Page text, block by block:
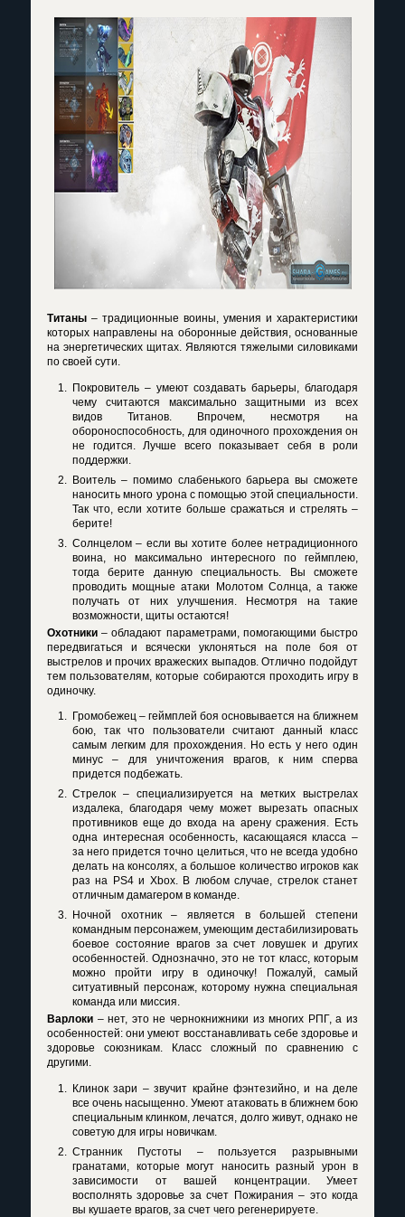
Титаны – традиционные воины, умения и характеристики
которых направлены на оборонные действия, основанные
на энергетических щитах. Являются тяжелыми силовиками
по своей сути.
Покровитель – умеют создавать барьеры, благодаря
чему считаются максимально защитными из всех
видов Титанов. Впрочем, несмотря на
обороноспособность, для одиночного прохождения он
не годится. Лучше всего показывает себя в роли
поддержки.
Воитель – помимо слабенького барьера вы сможете
наносить много урона с помощью этой специальности.
Так что, если хотите больше сражаться и стрелять –
берите!
Солнцелом – если вы хотите более нетрадиционного
воина, но максимально интересного по геймплею,
тогда берите данную специальность. Вы сможете
проводить мощные атаки Молотом Солнца, а также
получать от них улучшения. Несмотря на такие
возможности, щиты остаются!
Охотники – обладают параметрами, помогающими быстро
передвигаться и всячески уклоняться на поле боя от
выстрелов и прочих вражеских выпадов. Отлично подойдут
тем пользователям, которые собираются проходить игру в
одиночку.
Громобежец – геймплей боя основывается на ближнем
бою, так что пользователи считают данный класс
самым легким для прохождения. Но есть у него один
минус – для уничтожения врагов, к ним сперва
придется подбежать.
Стрелок – специализируется на метких выстрелах
издалека, благодаря чему может вырезать опасных
противников еще до входа на арену сражения. Есть
одна интересная особенность, касающаяся класса –
за него придется точно целиться, что не всегда удобно
делать на консолях, а большое количество игроков как
раз на PS4 и Xbox. В любом случае, стрелок станет
отличным дамагером в команде.
Ночной охотник – является в большей степени
командным персонажем, умеющим дестабилизировать
боевое состояние врагов за счет ловушек и других
особенностей. Однозначно, это не тот класс, которым
можно пройти игру в одиночку! Пожалуй, самый
ситуативный персонаж, которому нужна специальная
команда или миссия.
Варлоки – нет, это не чернокнижники из многих РПГ, а из
особенностей: они умеют восстанавливать себе здоровье и
здоровье союзникам. Класс сложный по сравнению с
другими.
Клинок зари – звучит крайне фэнтезийно, и на деле
все очень насыщенно. Умеют атаковать в ближнем бою
специальным клинком, лечатся, долго живут, однако не
советую для игры новичкам.
Странник Пустоты – пользуется разрывными
гранатами, которые могут наносить разный урон в
зависимости от вашей концентрации. Умеет
восполнять здоровье за счет Пожирания – это когда
вы кушаете врагов, за счет чего регенерируете.